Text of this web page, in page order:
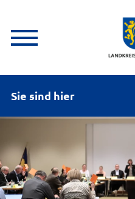
Sie sind hier